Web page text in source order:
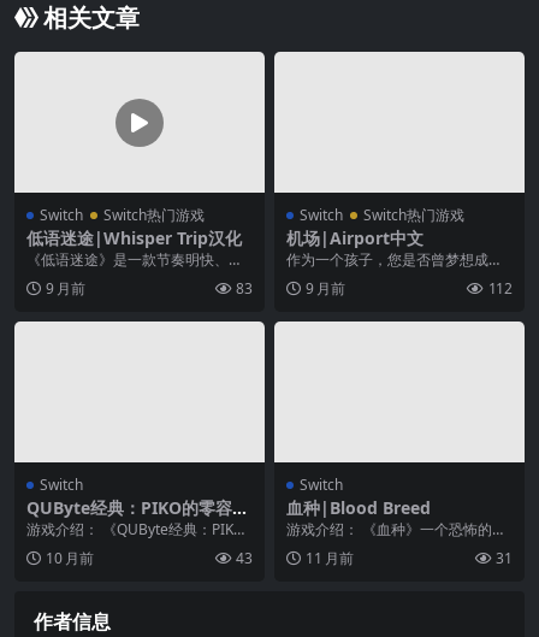
相关文章
Switch Switch热门游戏
低语迷途|Whisper Trip汉化
《低语迷途》是一款节奏明快、带
有赛博庞克氛围的合作模式横向卷
轴动作游戏。化身为特...
9 月前 83
Switch Switch热门游戏
机场|Airport中文
作为一个孩子，您是否曾梦想成为
空中交通管制员，管理着数百架玩
具飞机和乘客的航班？...
9 月前 112
Switch
QUByte经典：PIKO的零容忍
合集|QUByte Classics: Zero
Tolerance Collection by Pik
o
游戏介绍： 《QUByte经典：PIKO
的零容忍合集》是一款老式的竞技
场射击游戏...
10 月前 43
Switch
血种|Blood Breed
游戏介绍： 《血种》一个恐怖的夜
晚。快跑，躲起来。隐身，生存。
适应，反击。你是猎...
11 月前 31
作者信息